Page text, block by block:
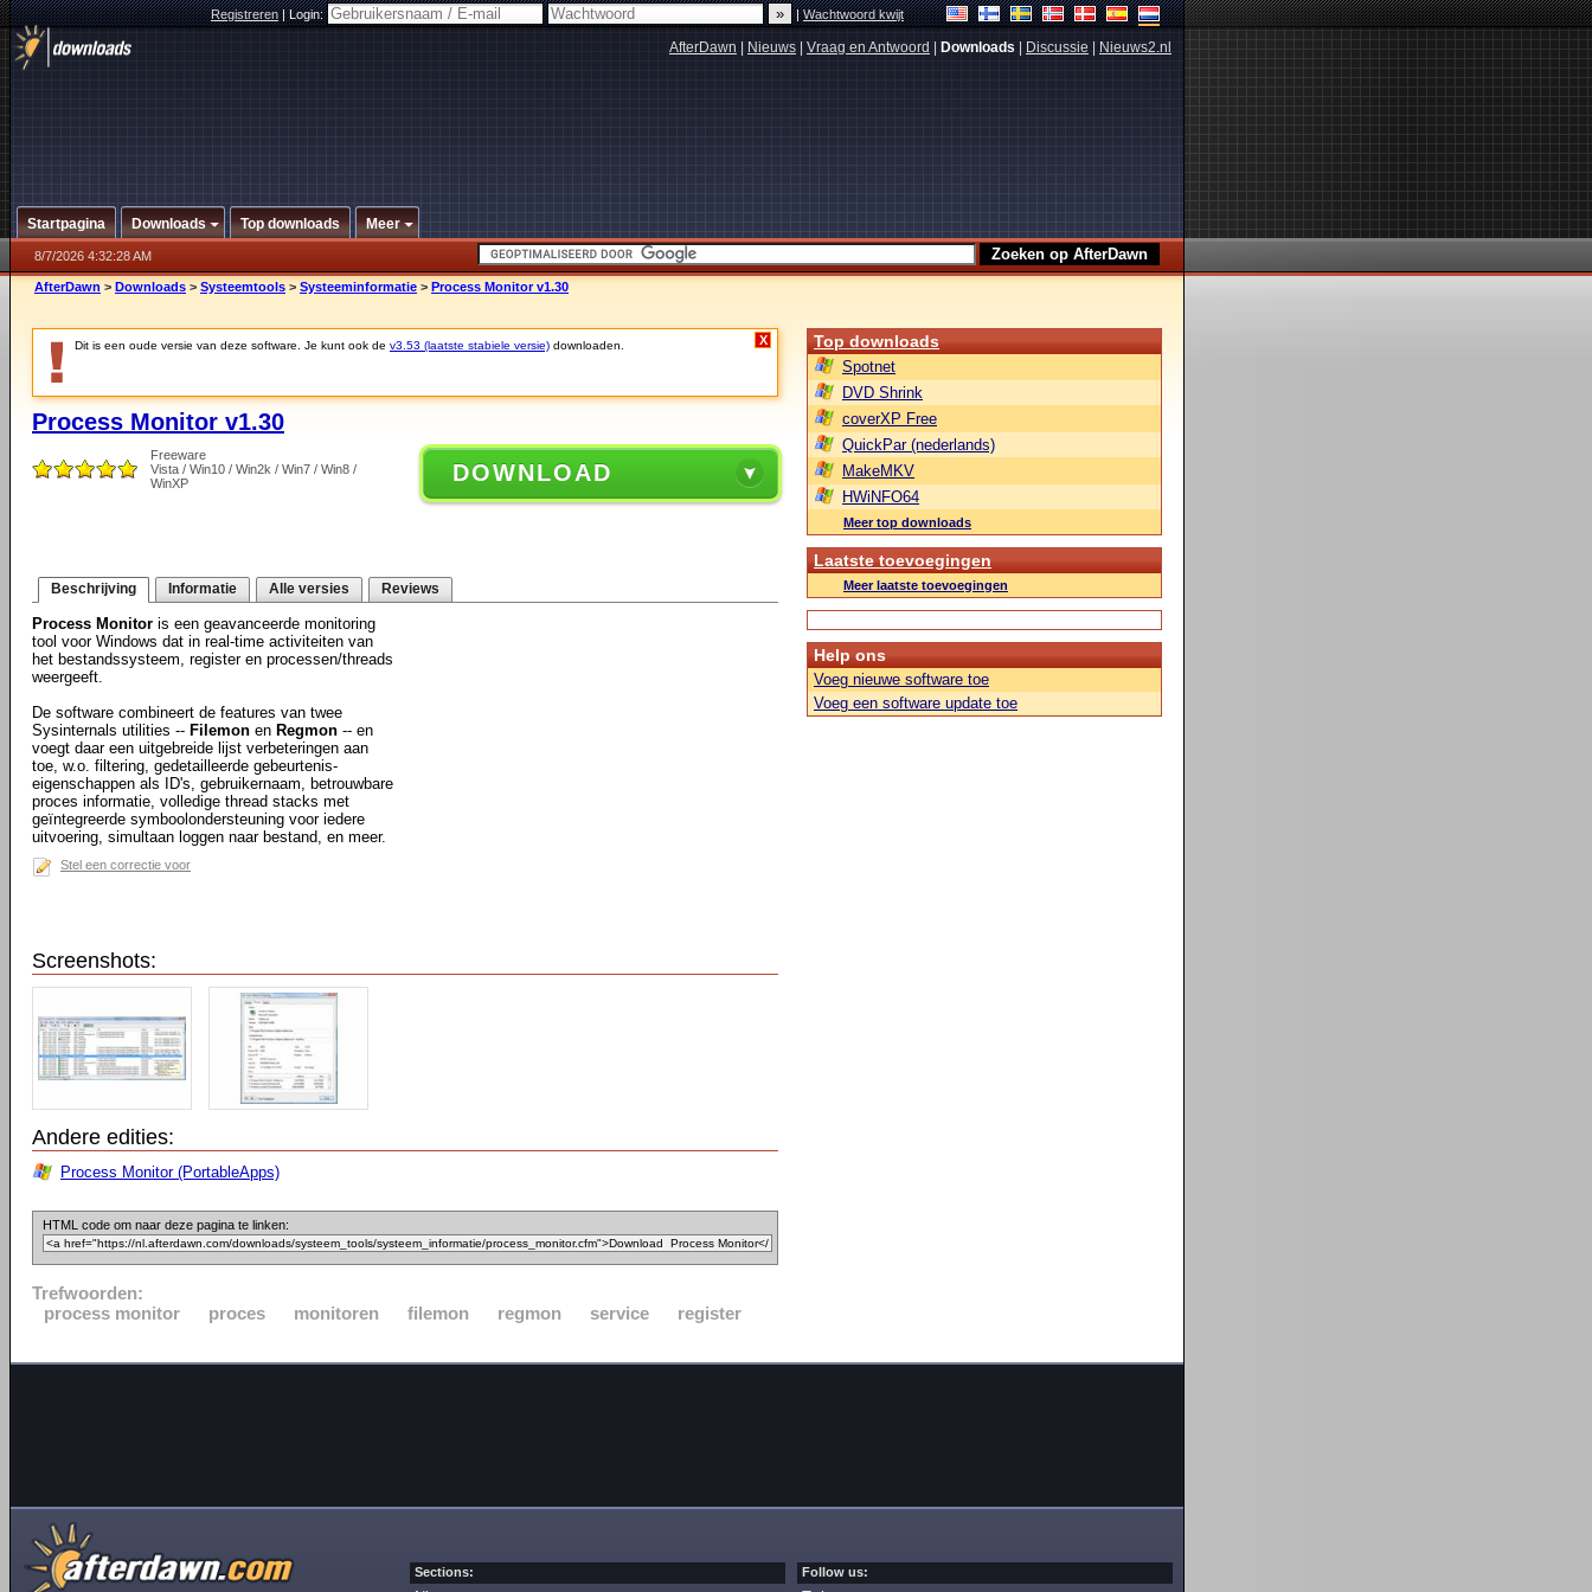
Registreren|Login: |Wachtwoord kwijt
AfterDawn Nieuws Vraag en Antwoord Downloads Discussie Nieuws2.nl
Startpagina Downloads Top downloads Meer
8/7/2026 4:32:28 AM
AfterDawn > Downloads > Systeemtools > Systeeminformatie > Process Monitor v1.30
Dit is een oude versie van deze software. Je kunt ook de v3.53 (laatste stabiele versie) downloaden. X
Process Monitor v1.30
Freeware
Vista / Win10 / Win2k / Win7 / Win8 /
WinXP
DOWNLOAD
Beschrijving Informatie Alle versies Reviews
Process Monitor is een geavanceerde monitoring
tool voor Windows dat in real-time activiteiten van
het bestandssysteem, register en processen/threads
weergeeft.
De software combineert de features van twee
Sysinternals utilities -- Filemon en Regmon -- en
voegt daar een uitgebreide lijst verbeteringen aan
toe, w.o. filtering, gedetailleerde gebeurtenis-
eigenschappen als ID's, gebruikernaam, betrouwbare
proces informatie, volledige thread stacks met
geïntegreerde symboolondersteuning voor iedere
uitvoering, simultaan loggen naar bestand, en meer.
Stel een correctie voor
Screenshots:
Andere edities:
Process Monitor (PortableApps)
HTML code om naar deze pagina te linken:
Trefwoorden:
process monitor
proces monitoren filemon regmon service register
Top downloads
Spotnet
DVD Shrink
coverXP Free
QuickPar (nederlands)
MakeMKV
HWiNFO64
Meer top downloads
Laatste toevoegingen
Meer laatste toevoegingen
Help ons
Voeg nieuwe software toe
Voeg een software update toe
Sections: Follow us: